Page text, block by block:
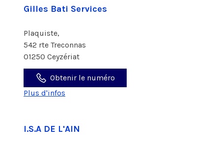
Gilles Bati Services
Plaquiste,
542 rte Treconnas
01250 Ceyzériat
Obtenir le numéro
Plus d'infos
I.S.A DE L'AIN